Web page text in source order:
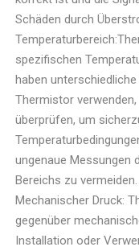
Schäden durch
spezifischen
haben
Thermistor
überprüfen, um
ungenaue Messungen
Bereichs zu vermeiden.
Mechanischer Druck:
gegenüber
Installation oder